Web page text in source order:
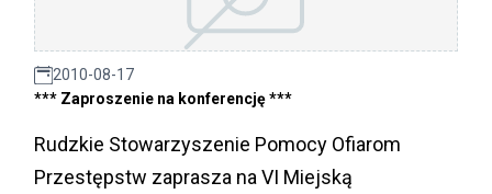
2010-08-17
*** Zaproszenie na konferencję ***
Rudzkie Stowarzyszenie Pomocy Ofiarom
Przestępstw zaprasza na VI Miejską